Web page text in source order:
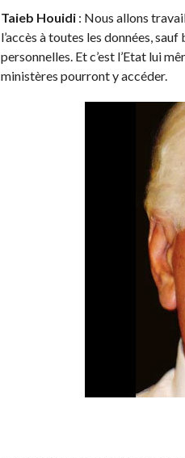
Taieb Houidi: Nous allons
l’accès à toutes les données,
personnelles. Et c’est l’Etat lui
ministères pourront y accéder.